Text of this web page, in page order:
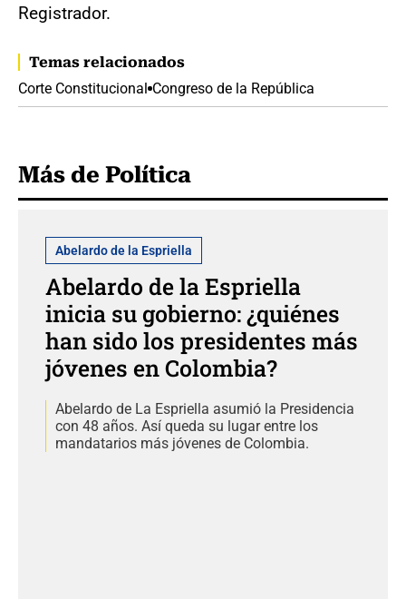
Registrador.
Temas relacionados
Corte Constitucional Congreso de la República
Más de Política
Abelardo de la Espriella
Abelardo de la Espriella
inicia su gobierno: ¿quiénes
han sido los presidentes más
jóvenes en Colombia?
Abelardo de La Espriella asumió la Presidencia
con 48 años. Así queda su lugar entre los
mandatarios más jóvenes de Colombia.